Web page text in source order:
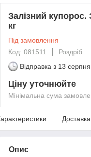
Залізний купорос.
кг
Під замовлення
Код: 081511
Роздріб
Відправка з 13
Ціну уточнюйте
Мінімальна сума
Доставка
Опис